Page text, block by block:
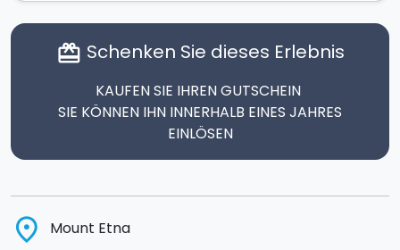
card_giftcard Schenken Sie dieses Erlebnis
KAUFEN SIE IHREN GUTSCHEIN
SIE KÖNNEN IHN INNERHALB EINES JAHRES
EINLÖSEN
place Mount Etna